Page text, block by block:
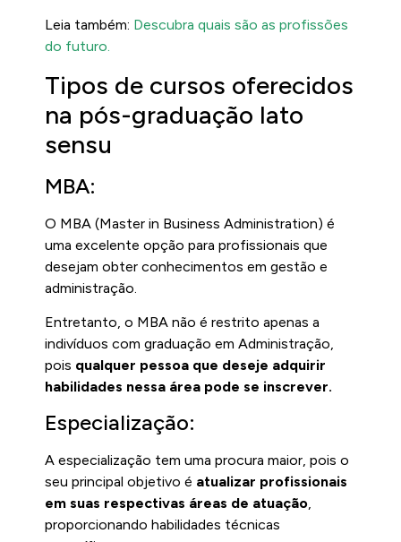
Leia também: Descubra quais são as profissões
do futuro.
Tipos de cursos oferecidos
na pós-graduação lato
sensu
MBA:
O MBA (Master in Business Administration) é
uma excelente opção para profissionais que
desejam obter conhecimentos em gestão e
administração.
Entretanto, o MBA não é restrito apenas a
indivíduos com graduação em Administração,
pois qualquer pessoa que deseje adquirir
habilidades nessa área pode se inscrever.
Especialização:
A especialização tem uma procura maior, pois o
seu principal objetivo é atualizar profissionais
em suas respectivas áreas de atuação,
proporcionando habilidades técnicas